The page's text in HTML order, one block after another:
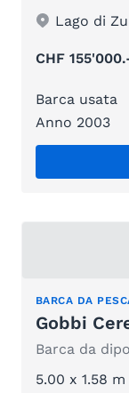
Lago di
CHF
Barca usata
Anno 2003
BARCA DA
Gobbi
Barca da
5.00 x 1.58 m